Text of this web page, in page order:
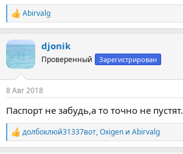
Р
е
к
ц
и
Abirvalg
djonik
Проверенный Зарегистрирован
8 Авг 2018
Паспорт не забудь,а то точно не пустят.
Р
е
долбоклюй31337вот,Oxigen и Abirvalg